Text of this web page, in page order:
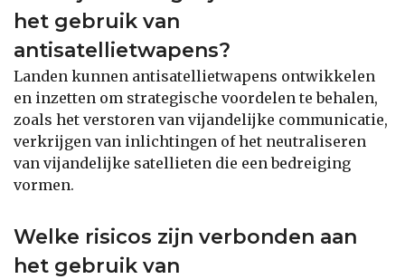
het gebruik van
antisatellietwapens?
Landen kunnen antisatellietwapens ontwikkelen
en inzetten om strategische voordelen te behalen,
zoals het verstoren van vijandelijke communicatie,
verkrijgen van inlichtingen of het neutraliseren
van vijandelijke satellieten die een bedreiging
vormen.
Welke risicos zijn verbonden aan
het gebruik van